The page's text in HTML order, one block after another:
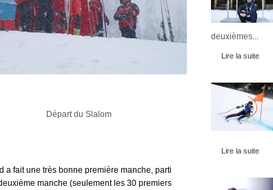
Départ du Slalom
a fait une très bonne première manche, parti
manche (seulement les 30 premiers
deuxièmes...
Lire la suite
Lire la suite